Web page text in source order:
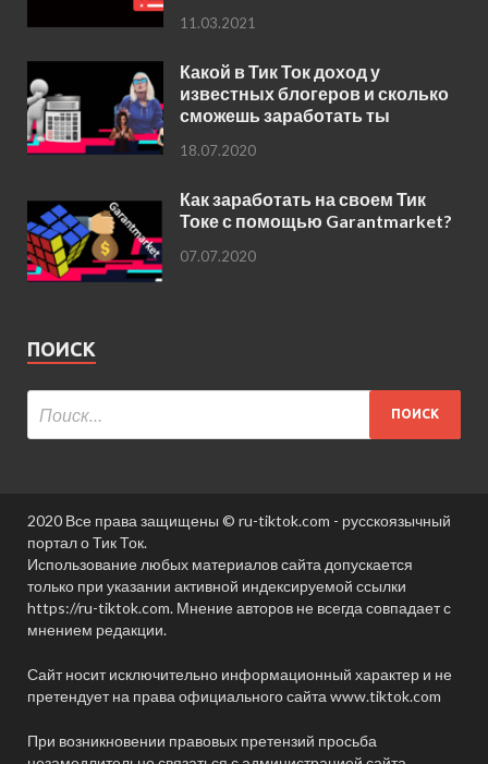
11.03.2021
Какой в Тик Ток доход у
известных блогеров и сколько
сможешь заработать ты
18.07.2020
Как заработать на своем Тик
Токе с помощью Garantmarket?
07.07.2020
ПОИСК
2020 Все права защищены © ru-tiktok.com - русскоязычный
портал о Тик Ток.
Использование любых материалов сайта допускается
только при указании активной индексируемой ссылки
https://ru-tiktok.com. Мнение авторов не всегда совпадает с
мнением редакции.
Сайт носит исключительно информационный характер и не
претендует на права официального сайта www.tiktok.com
При возникновении правовых претензий просьба